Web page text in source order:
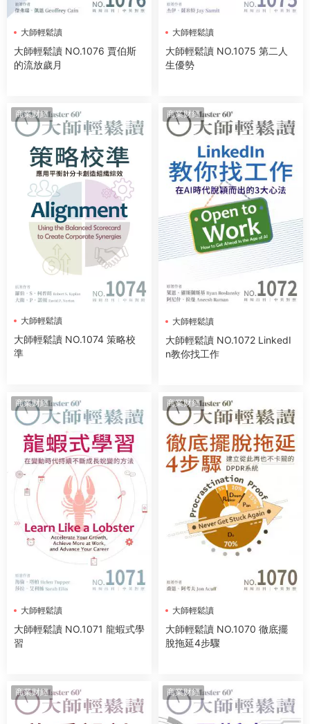
大師輕鬆讀
大師輕鬆讀 NO.1076 賈伯斯
的流放歲月
大師輕鬆讀
大師輕鬆讀 NO.1075 第二人
生優勢
商業财經
大師輕鬆讀
大師輕鬆讀 NO.1074 策略校
準
商業财經
大師輕鬆讀
大師輕鬆讀 NO.1072 LinkedI
n教你找工作
商業财經
大師輕鬆讀
大師輕鬆讀 NO.1071 龍蝦式學
習
商業财經
大師輕鬆讀
大師輕鬆讀 NO.1070 徹底擺
脫拖延4步驟
商業财經 商業财經